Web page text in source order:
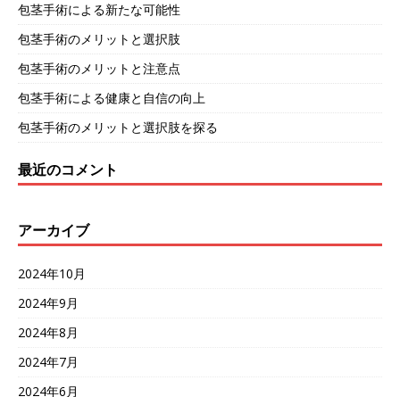
包茎手術による新たな可能性
包茎手術のメリットと選択肢
包茎手術のメリットと注意点
包茎手術による健康と自信の向上
包茎手術のメリットと選択肢を探る
最近のコメント
アーカイブ
2024年10月
2024年9月
2024年8月
2024年7月
2024年6月